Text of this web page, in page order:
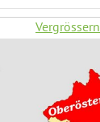
Vergrössern